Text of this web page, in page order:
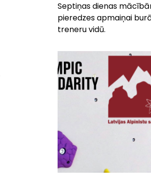
Septiņas dienas
pieredzes apmaiņai
treneru vidū.